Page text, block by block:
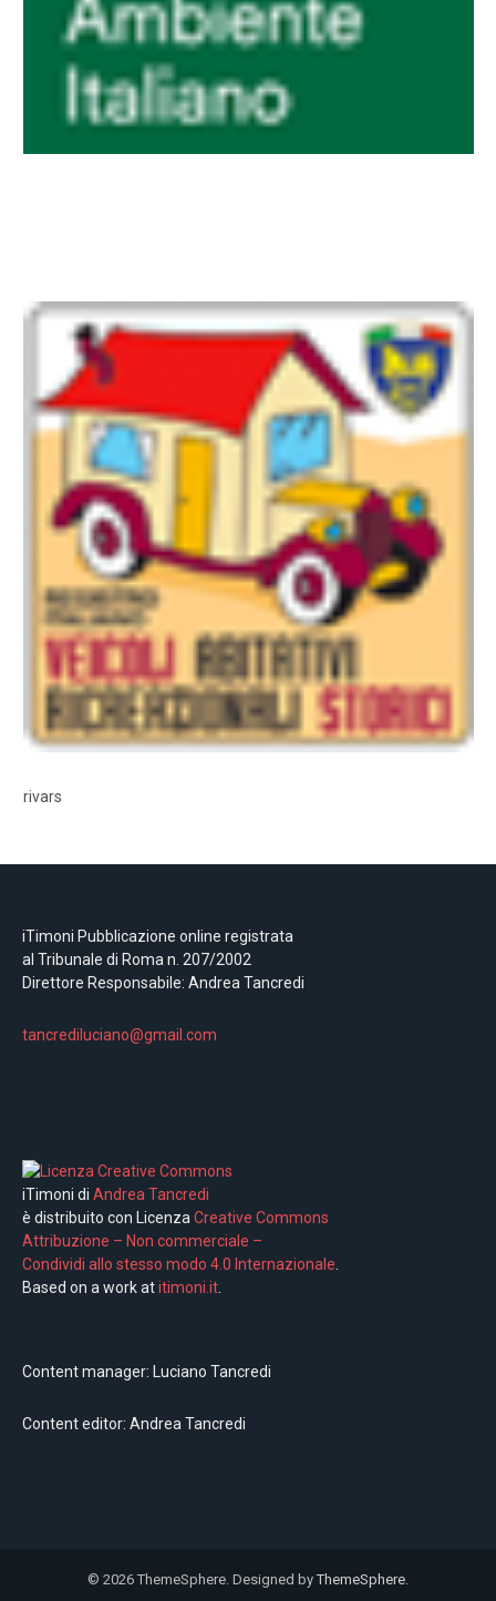
rivars
iTimoni Pubblicazione online registrata
al Tribunale di Roma n. 207/2002
Direttore Responsabile: Andrea Tancredi
tancrediluciano@gmail.com
iTimoni di Andrea Tancredi
è distribuito con LicenzaCreative Commons
Attribuzione – Non commerciale –
Condividi allo stesso modo 4.0 Internazionale.
Based on a work atitimoni.it.
Content manager: Luciano Tancredi
Content editor: Andrea Tancredi
© 2026 ThemeSphere. Designed byThemeSphere.